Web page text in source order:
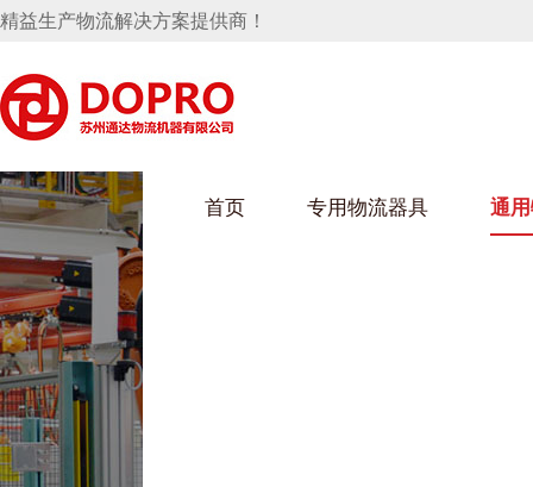
精益生产物流解决方案提供商！
首页 专用物流器具
葫芦娃下载最污架
盘 保险杠料架
冲压件料架
仪表盘料架
消声器料架
通
车
桶水箱支架
行业
行业